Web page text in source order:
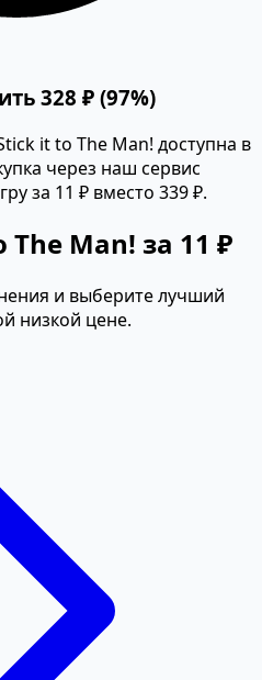
328 ₽ (97%)
it to The Man! доступна в
через наш сервис
за 11 ₽ вместо 339 ₽.
Man! за 11 ₽
и выберите лучший
низкой цене.